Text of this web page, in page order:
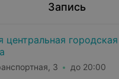
Запись
центральная городская
3 до 20:00